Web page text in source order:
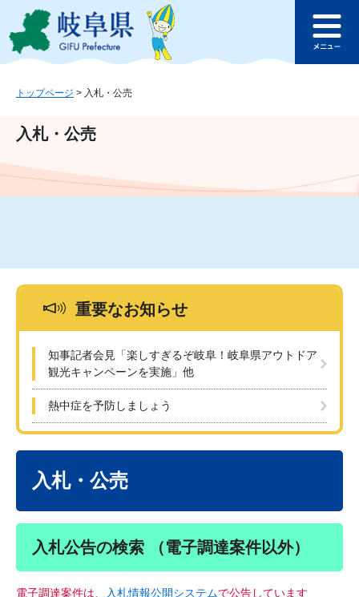
ジ
ュ
文
このページの本文へ
ュ
トップページ > 入札・公売
入札・公売
重要なお知らせ
知事記者会見「楽しすぎるぞ岐阜！岐阜県アウトドア
観光キャンペーンを実施」他
熱中症を予防しましょう
入札・公売
入札公告の検索 （電子調達案件以外）
電子調達案件は、 入札情報公開システムで公告しています